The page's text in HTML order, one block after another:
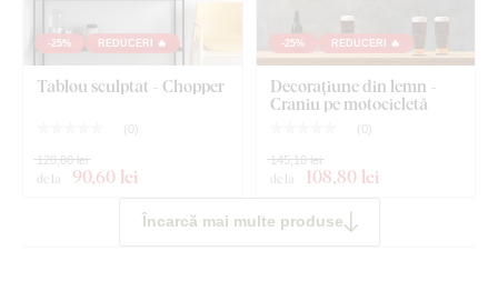
-25% REDUCERI 🔥
Tablou sculptat - Chopper
( 0)
de la 90,60 lei
120,80 lei
-25% REDUCERI 🔥
Decorațiune din lemn -
Craniu pe motocicletă
( 0)
de la 108,80 lei
145,10 lei
Încarcă mai multe produse